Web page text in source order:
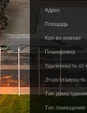
Адрес
Площадь
Кол-во комнат
Планировка
Удалённость от
Этаж/этажность
Тип дома/
Тип помещения